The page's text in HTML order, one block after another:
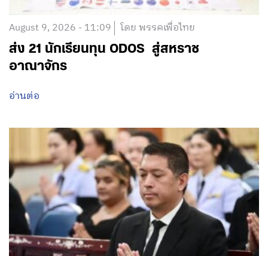
August 9, 2026 - 11:09 โดย พรรคเพื่อไทย
ส่ง 21 นักเรียนทุน ODOS สู่สหราช
อาณาจักร
อ่านต่อ